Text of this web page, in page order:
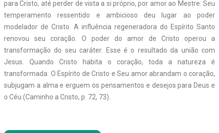
para Cristo, até perder de vista a si próprio, por amor ao Mestre. Seu
temperamento ressentido e ambicioso deu lugar ao poder
modelador de Cristo. A influência regeneradora do Espírito Santo
renovou seu coração. O poder do amor de Cristo operou a
transformação do seu caráter. Esse é o resultado da união com
Jesus. Quando Cristo habita o coração, toda a natureza é
transformada. O Espírito de Cristo e Seu amor abrandam o coração,
subjugam a alma e erguem os pensamentos e desejos para Deus e
o Céu (Caminho a Cristo, p. 72, 73).